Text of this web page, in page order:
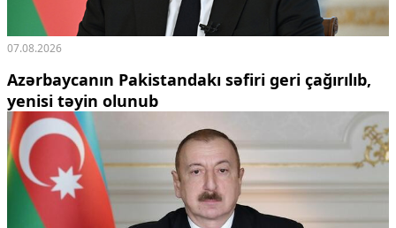
07.08.2026
Azərbaycanın Pakistandakı səfiri geri çağırılıb,
yenisi təyin olunub